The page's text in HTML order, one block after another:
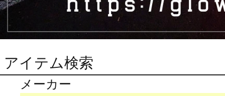
アイテム検索
メーカー